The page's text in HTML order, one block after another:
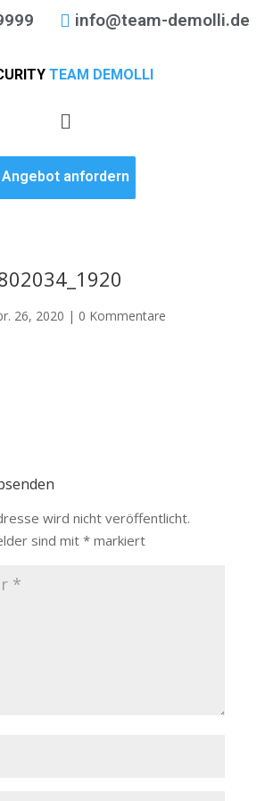
info@team-demolli.de
TEAM DEMOLLI
Angebot anfordern
26, 2020 | 0 Kommentare
wird nicht veröffentlicht.
sind mit *markiert